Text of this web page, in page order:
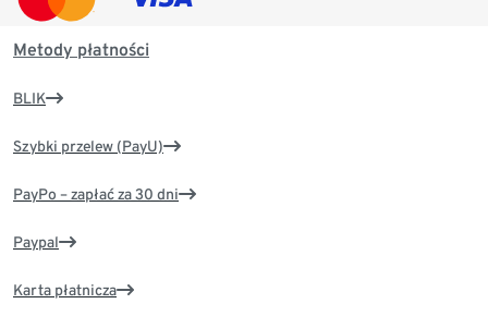
Metody płatności
BLIK
Szybki przelew (PayU)
PayPo – zapłać za 30 dni
Paypal
Karta płatnicza